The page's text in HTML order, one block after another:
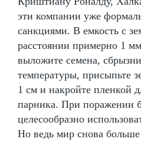
эти компании уже
санкциями. В емкость с
расстоянии примерно 1
выложите семена,
температуры, присыпьте
1 см и накройте пленкой
парника. При поражении
целесообразно
Но ведь мир снова больше